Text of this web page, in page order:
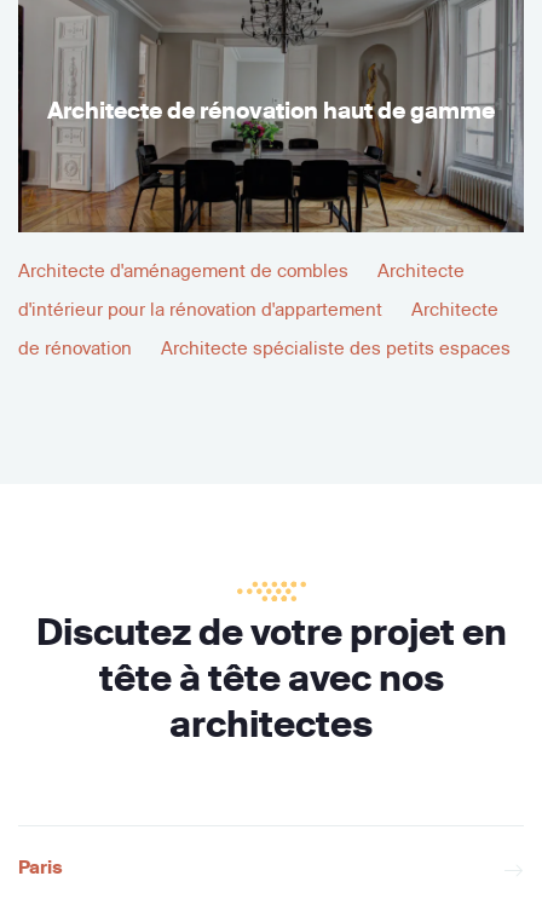
Architecte de rénovation haut de gamme
Architecte d'aménagement de combles
Architecte
d'intérieur pour la rénovation d'appartement
Architecte
de rénovation
Architecte spécialiste des petits espaces
Discutez de votre projet en
tête à tête avec nos
architectes
Paris